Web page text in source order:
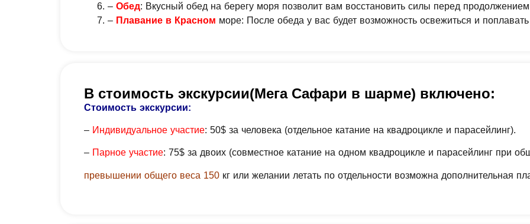
– Обед: Вкусный обед на берегу моря позволит вам восстановить силы перед
– Плавание в Красном море: После обеда у вас будет возможность освежиться и
В стоимость экскурсии(Мега Сафари в шарме) включено:
Стоимость экскурсии:
– Индивидуальное участие: 50$ за человека (отдельное катание на квадроцикле и парасейлинг).
– Парное участие: 75$ за двоих (совместное катание на одном квадроцикле и парасейлинг при
превышении общего веса 150 кг или желании летать по отдельности возможна дополнительная